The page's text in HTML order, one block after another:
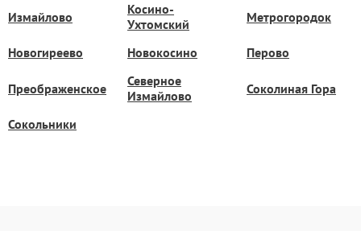
Измайлово
Косино-
Ухтомский
Метрогородок
Новогиреево Новокосино Перово
Преображенское
Северное
Измайлово
Соколиная Гора
Сокольники